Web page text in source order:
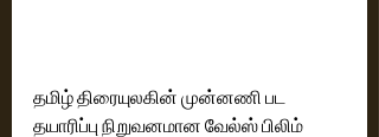
தமிழ் திரையுலகின் முன்னணி பட
தயாரிப்பு நிறுவனமான வேல்ஸ் பிலிம்